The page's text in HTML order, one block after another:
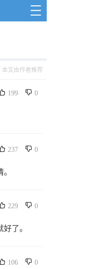
本文由作者推荐
199 0
237 0
229 0
了。
106 0